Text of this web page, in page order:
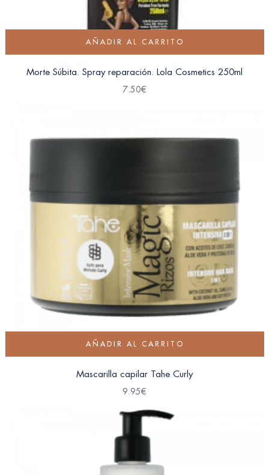
AÑADIR AL CARRITO
Morte Súbita. Spray reparación. Lola Cosmetics 250ml
7.50€
AÑADIR AL CARRITO
Mascarilla capilar Tahe Curly
9.95€